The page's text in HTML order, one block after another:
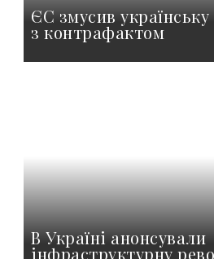
ЄС змусив
з контрафактом
В Україні анонсували
інфраструктурну